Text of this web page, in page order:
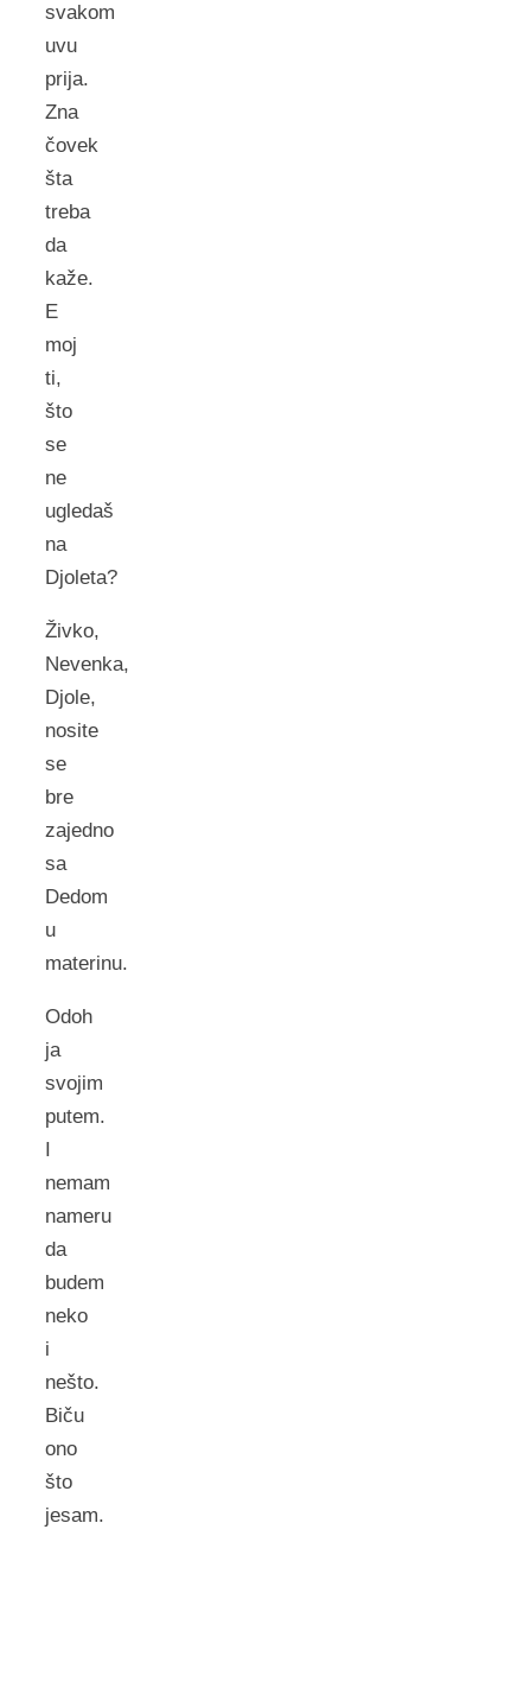
svakom
uvu
prija.
Zna
čovek
šta
treba
da
kaže.
E
moj
ti,
što
se
ne
ugledaš
na
Djoleta?
Živko,
Nevenka,
Djole,
nosite
se
bre
zajedno
sa
Dedom
u
materinu.
Odoh
ja
svojim
putem.
I
nemam
nameru
da
budem
neko
i
nešto.
Biču
ono
što
jesam.